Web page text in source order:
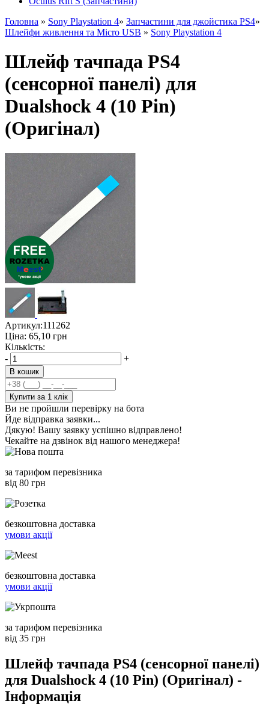
Головна » Sony Playstation 4» Запчастини для джойстика PS4»
Шлейфи живлення та Micro USB » Sony Playstation 4
Шлейф тачпада PS4
(сенсорної панелі) для
Dualshock 4 (10 Pin)
(Оригінал)
Артикул:111262
Ціна: 65,10 грн
Кількість:
-
+
В кошик
Купити за 1 клiк
Ви не пройшли перевірку на бота
Йде відправка заявки...
Дякую! Вашу заявку успішно відправлено!
Чекайте на дзвінок від нашого менеджера!
за тарифом перевізника
від 80 грн
безкоштовна доставка
умови акції
безкоштовна доставка
умови акції
за тарифом перевізника
від 35 грн
Шлейф тачпада PS4 (сенсорної панелі)
для Dualshock 4 (10 Pin) (Оригінал) -
Інформація